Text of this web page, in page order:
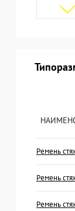
Ремень
Ремень
Ремень